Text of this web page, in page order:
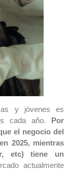
y jóvenes es
cada año. Por
el negocio del
2025, mientras
etc) tiene un
actualmente